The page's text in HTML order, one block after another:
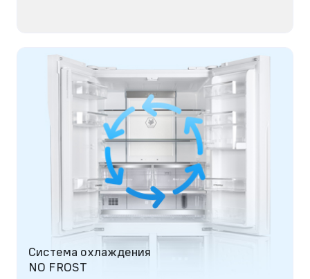
Система охлаждения
NO FROST